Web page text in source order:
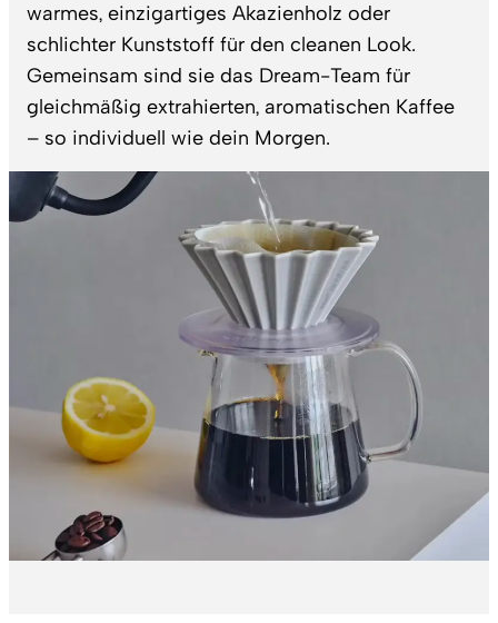
warmes, einzigartiges Akazienholz oder
schlichter Kunststoff für den cleanen Look.
Gemeinsam sind sie das Dream-Team für
gleichmäßig extrahierten, aromatischen Kaffee
– so individuell wie dein Morgen.